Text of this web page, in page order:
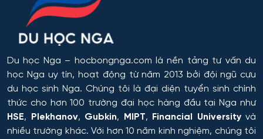
Hệ thống tên lửa và Khoa học Vũ trụ
Hệ thống tự động và điều khiển thông minh
Hệ thống và công nghệ sinh học kỹ thuật
Hệ thống và tổ hợp vô tuyến điện tử
Du học Nga – hocbongnga.com là nền tảng tư vấn du
học Nga uy tín, hoạt động từ năm 2013 bởi đội ngũ cựu
du học sinh Nga. Chúng tôi là đại diện tuyển sinh chính
thức cho hơn 100 trường đại học hàng đầu tại Nga như
HSE, Plekhanov, Gubkin, MIPT, Financial Universityvà
nhiều trường khác. Với hơn 10 năm kinh nghiệm, chúng tôi